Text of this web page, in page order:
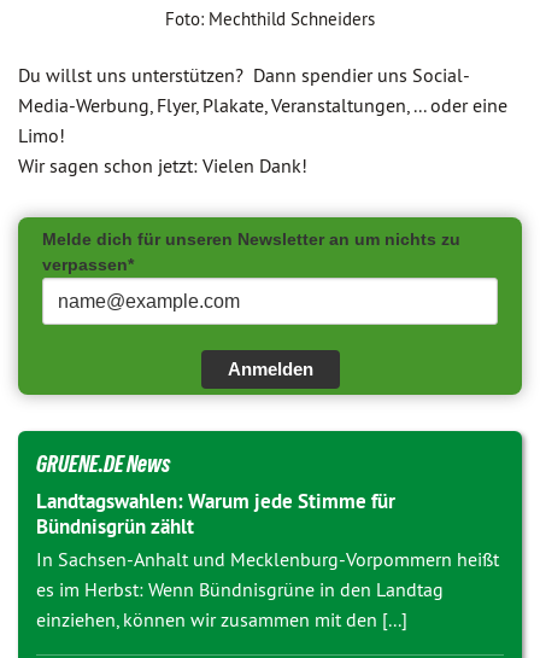
Foto: Mechthild Schneiders
Du willst uns unterstützen? Dann spendier uns Social-
Media-Werbung, Flyer, Plakate, Veranstaltungen, ... oder eine
Limo!
Wir sagen schon jetzt: Vielen Dank!
Melde dich für unseren Newsletter an um nichts zu
verpassen*
Anmelden
GRUENE.DE News
Landtagswahlen: Warum jede Stimme für
Bündnisgrün zählt
In Sachsen-Anhalt und Mecklenburg-Vorpommern heißt
es im Herbst: Wenn Bündnisgrüne in den Landtag
einziehen, können wir zusammen mit den [...]